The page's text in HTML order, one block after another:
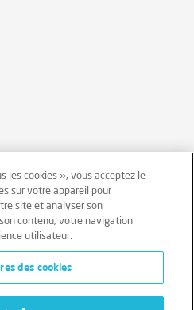
Conditions générales
Cookies
les cookies », vous acceptez le
sur votre appareil pour
site et analyser son
contenu, votre navigation
utilisateur.
des cookies